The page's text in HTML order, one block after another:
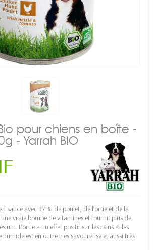
pour chiens en boîte -
- Yarrah BIO
sauce avec 37 % de poulet, de l’ortie et de la
vraie bombe de vitamines et fournit plus de
L’ortie a un effet positif sur les reins et les
est en outre très savoureuse et aussi très